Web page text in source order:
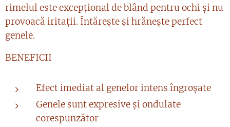
rimelul este excepțional de blând pentru ochi și nu
provoacă iritații. Întărește și hrănește perfect
genele.
BENEFICII
Efect imediat al genelor intens îngroșate
Genele sunt expresive și ondulate
corespunzător